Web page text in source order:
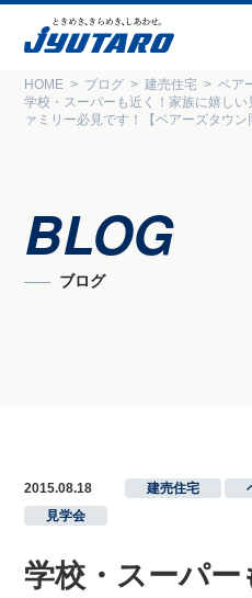
HOME ブログ 建売住宅
ベア
学校・スーパーも近く！家族に嬉し
ァミリー必見です！【ベアーズタウン
BLOG
ブログ
2015.08.18 建売住宅
見学会
学校・スーパー